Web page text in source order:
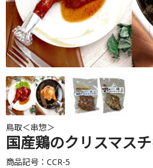
鳥取＜串惣＞
国産鶏のクリスマス
商品記号：CCR-5